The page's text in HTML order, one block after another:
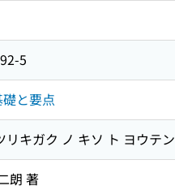
5
と要点
リキガク ノ キソ ト ヨウテン
朗 著